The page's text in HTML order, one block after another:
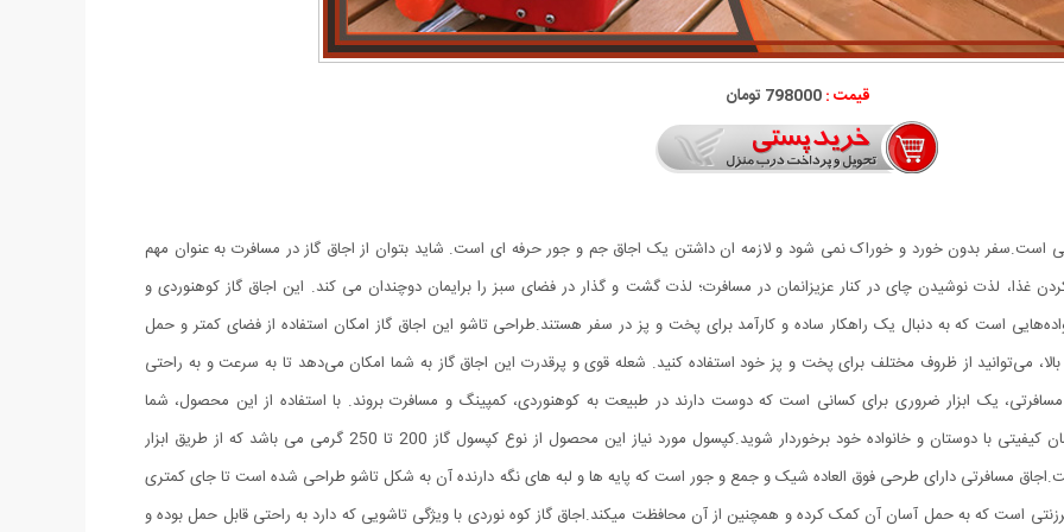
قیمت :798000 تومان
است.سفر بدون خورد و خوراک نمی شود و لازمه ان داشتن یک اجاق جم و جور حرفه ای است. شاید بتوان از اجاق گاز در مسافرت به عنوان مهم
کردن غذا، لذت نوشیدن چای در کنار عزیزانمان در مسافرت؛ لذت گشت و گذار در فضای سبز را برایمان دوچندان می کند. این اجاق گاز کوهنوردی و
است که به دنبال یک راهکار ساده و کارآمد برای پخت و پز در سفر هستند.طراحی تاشو این اجاق گاز امکان استفاده از فضای کمتر و حمل
می‌توانید از ظروف مختلف برای پخت و پز خود استفاده کنید. شعله قوی و پرقدرت این اجاق گاز به شما امکان می‌دهد تا به سرعت و به راحتی
مسافرتی، یک ابزار ضروری برای کسانی است که دوست دارند در طبیعت به کوهنوردی، کمپینگ و مسافرت بروند. با استفاده از این محصول، شما
می‌توانید از تجربه‌ی پخت و پز در فضای باز لذت ببرید و از زمان کیفیتی با دوستان و خانواده خود برخوردار شوید.کپسول مورد نیاز این محصول از نوع کپسول گاز 200 تا 250 گرمی می باشد که از طریق ابزار
مسافرتی دارای طرحی فوق العاده شیک و جمع و جور است که پایه ها و لبه های نگه دارنده آن به شکل تاشو طراحی شده است تا جای کمتری
است که به حمل آسان آن کمک کرده و همچنین از آن محافظت میکند.اجاق گاز کوه نوردی با ویژگی تاشویی که دارد به راحتی قابل حمل بوده و